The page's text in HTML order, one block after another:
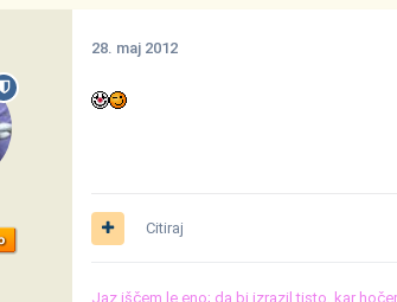
28. maj 2012
Citiraj
Jaz iščem le eno; da bi izrazil tisto, kar